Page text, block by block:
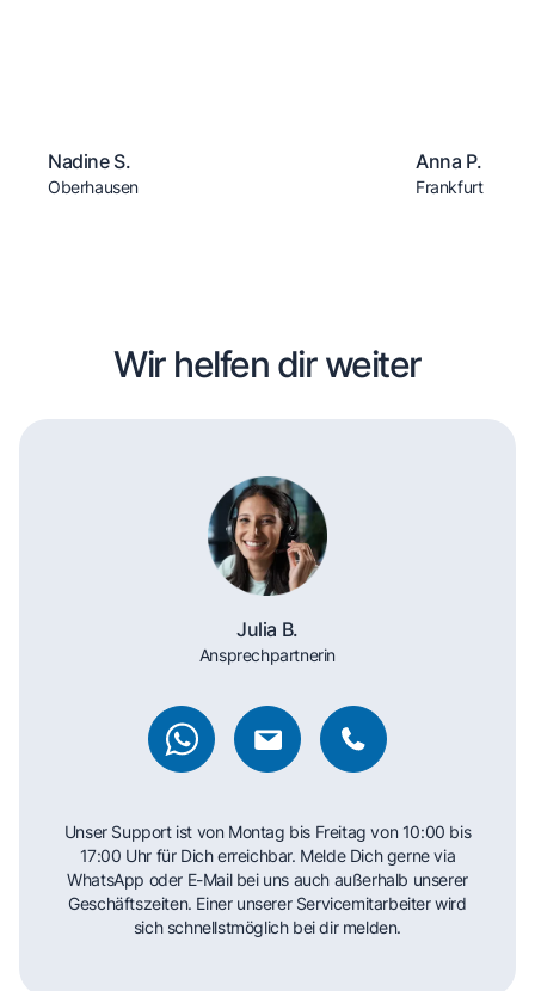
Nadine S.
Oberhausen
Anna P.
Frankfurt
Wir helfen dir weiter
Julia B.
Ansprechpartnerin
Unser Support ist von Montag bis Freitag von 10:00 bis
17:00 Uhr für Dich erreichbar. Melde Dich gerne via
WhatsApp oder E-Mail bei uns auch außerhalb unserer
Geschäftszeiten. Einer unserer Servicemitarbeiter wird
sich schnellstmöglich bei dir melden.